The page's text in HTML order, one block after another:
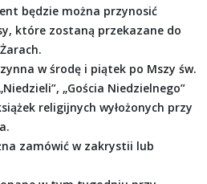
będzie można przynosić
które zostaną przekazane do
w środę i piątek po Mszy św.
„Gościa Niedzielnego”
religijnych wyłożonych przy
zamówić w zakrystii lub